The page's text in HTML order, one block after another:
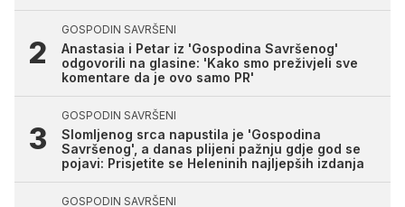
GOSPODIN SAVRŠENI
Anastasia i Petar iz 'Gospodina Savršenog'
odgovorili na glasine: 'Kako smo preživjeli sve
komentare da je ovo samo PR'
GOSPODIN SAVRŠENI
Slomljenog srca napustila je 'Gospodina
Savršenog', a danas plijeni pažnju gdje god se
pojavi: Prisjetite se Heleninih najljepših izdanja
GOSPODIN SAVRŠENI